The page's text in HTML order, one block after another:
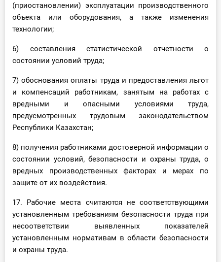
(приостановлении) эксплуатации производственного
объекта или оборудования, а также изменения
технологии;
6) составления статистической отчетности о
состоянии условий труда;
7) обоснования оплаты труда и предоставления льгот
и компенсаций работникам, занятым на работах с
вредными и опасными условиями труда,
предусмотренных трудовым законодательством
Республики Казахстан;
8) получения работниками достоверной информации о
состоянии условий, безопасности и охраны труда, о
вредных производственных факторах и мерах по
защите от их воздействия.
17. Рабочие места считаются не соответствующими
установленным требованиям безопасности труда при
несоответствии выявленных показателей
установленным нормативам в области безопасности
и охраны труда.